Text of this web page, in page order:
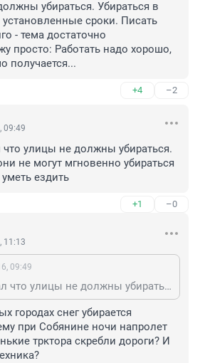
убираться. Убираться в
сроки. Писать
- тема достаточно
просто: Работать надо хорошо,
получается...
+4 –2
09:49
улицы не должны убираться.
не могут мгновенно убираться
ездить
+1 –0
11:13
09:49
Автор и не писал что улицы не должны убираться. Он написал, что они не могут мгновенно убираться и по снегу нужно уметь ездить
городах снег убирается
при Собянине ночи напролет
трктора скребли дороги? И